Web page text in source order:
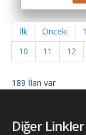
İlk Önceki 1
10
11 12
189 İlan var
Diğer Linkler